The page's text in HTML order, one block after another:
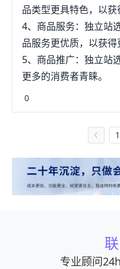
品类型更具特色，以获
4、商品服务：独立站
品服务更优质，以获得
5、商品推广：独立站
更多的消费者青睐。
0
专业顾问